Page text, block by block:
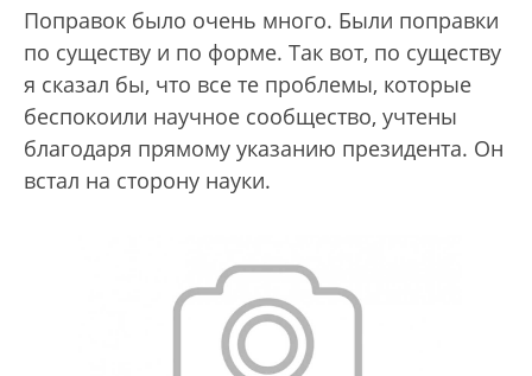
Поправок было очень много. Были поправки
по существу и по форме. Так вот, по существу
я сказал бы, что все те проблемы, которые
беспокоили научное сообщество, учтены
благодаря прямому указанию президента. Он
встал на сторону науки.